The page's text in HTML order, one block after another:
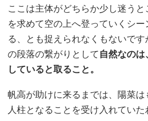
ここは主体がどちらか少し迷う
を求めて空の上へ登っていくシ
る、とも捉えられなくもないで
の段落の繋がりとして自然なの
していると取ること。
帆高が助けに来るまでは、陽菜は
人柱となることを受け入れていた